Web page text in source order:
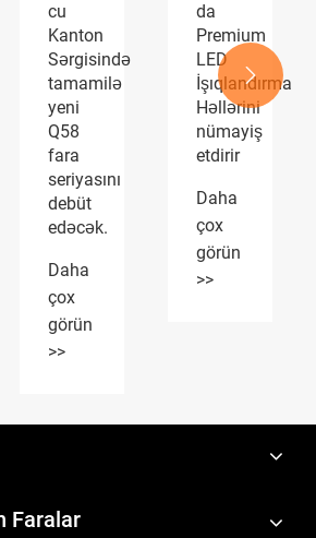
da
Premium
LED
İşıqlandırma
Həllərini
nümayiş
etdirir
Daha
çox
>>
işıqlar
AUTOMOTIVE
PARTS
Expo
geniş
rəğbət
qazanır
Daha
çox
görün
>>

Faralar